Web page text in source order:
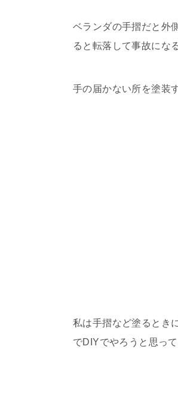
ベランダの手摺だと外
ると転落して事故にな
手の届かない所を塗装
私は手摺など塗るとき
でDIYでやろうと思っ